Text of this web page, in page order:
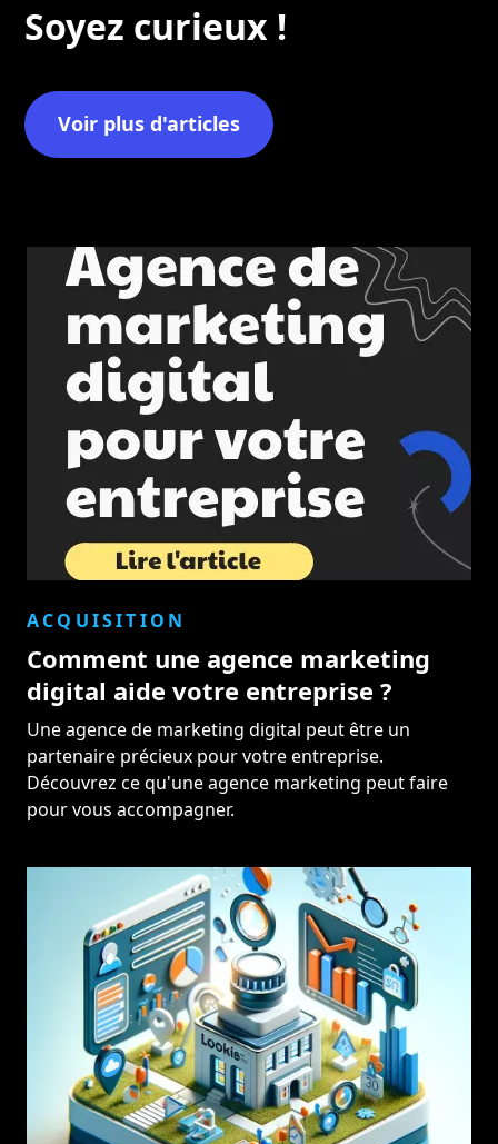
Soyez curieux !
Voir plus d'articles
ACQUISITION
Comment une agence marketing
digital aide votre entreprise ?
Une agence de marketing digital peut être un
partenaire précieux pour votre entreprise.
Découvrez ce qu'une agence marketing peut faire
pour vous accompagner.